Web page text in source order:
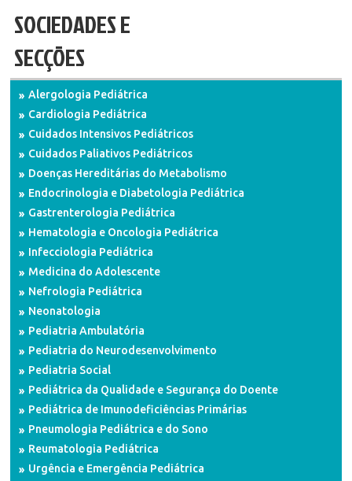
SOCIEDADES E
SECÇÕES
Alergologia Pediátrica
Cardiologia Pediátrica
Cuidados Intensivos Pediátricos
Cuidados Paliativos Pediátricos
Doenças Hereditárias do Metabolismo
Endocrinologia e Diabetologia Pediátrica
Gastrenterologia Pediátrica
Hematologia e Oncologia Pediátrica
Infecciologia Pediátrica
Medicina do Adolescente
Nefrologia Pediátrica
Neonatologia
Pediatria Ambulatória
Pediatria do Neurodesenvolvimento
Pediatria Social
Pediátrica da Qualidade e Segurança do Doente
Pediátrica de Imunodeficiências Primárias
Pneumologia Pediátrica e do Sono
Reumatologia Pediátrica
Urgência e Emergência Pediátrica